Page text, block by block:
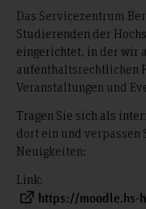
Das Servicezentrum
Studierenden der
eingerichtet, in der wir
aufenthaltsrechtlichen
Veranstaltungen und
Tragen Sie sich als
dort ein und verpassen
Neuigkeiten:
Link:
https://moodle.hs-